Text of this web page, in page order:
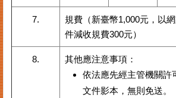
市
7.
規費（新臺幣1,000元，以
件減收規費300元）
8.
其他應注意事項：
依法應先經主管機關許
文件影本，無則免送。